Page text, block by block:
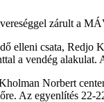
zárult a
elleni csata, Redjo
a vendég
Norbert
Az egyenlítés 22-